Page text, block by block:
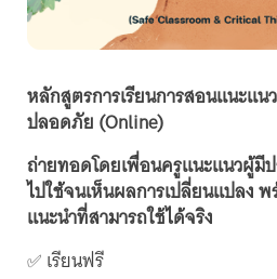
หลักสูตรการเรียนการสอนแนะแน
ปลอดภัย (Online)
ถ่ายทอดโดยเพื่อนครูแนะแนวผู้มี
ไปใช้จนเห็นผลการเปลี่ยนแปลง
แนะนำที่สามารถใช้ได้จริง
✅ เรียนฟรี